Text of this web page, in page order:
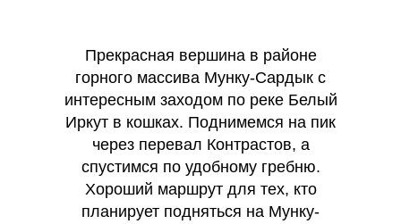
Прекрасная вершина в районе
горного массива Мунку-Сардык с
интересным заходом по реке Белый
Иркут в кошках. Поднимемся на пик
через перевал Контрастов, а
спустимся по удобному гребню.
Хороший маршрут для тех, кто
планирует подняться на Мунку-